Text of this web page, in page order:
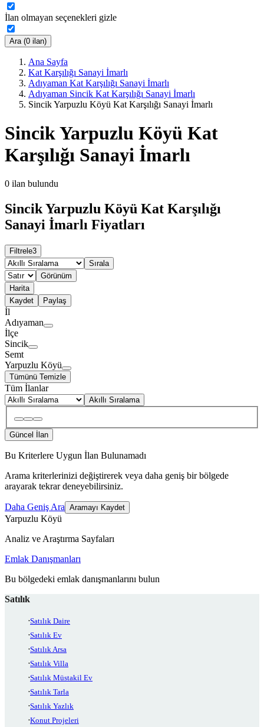
İlan olmayan seçenekleri gizle
Ara (0 ilan)
Ana Sayfa
Kat Karşılığı Sanayi İmarlı
Adıyaman Kat Karşılığı Sanayi İmarlı
Adıyaman Sincik Kat Karşılığı Sanayi İmarlı
Sincik Yarpuzlu Köyü Kat Karşılığı Sanayi İmarlı
Sincik Yarpuzlu Köyü Kat
Karşılığı Sanayi İmarlı
0 ilan bulundu
Sincik Yarpuzlu Köyü Kat Karşılığı
Sanayi İmarlı Fiyatları
Filtrele3
Sırala
Görünüm
Harita
Kaydet
Paylaş
İl
Adıyaman
İlçe
Sincik
Semt
Yarpuzlu Köyü
Tümünü Temizle
Tüm İlanlar
Akıllı Sıralama
Güncel İlan
Bu Kriterlere Uygun İlan Bulunamadı
Arama kriterlerinizi değiştirerek veya daha geniş bir bölgede
arayarak tekrar deneyebilirsiniz.
Daha Geniş Ara Aramayı Kaydet
Yarpuzlu Köyü
Analiz ve Araştırma Sayfaları
Emlak Danışmanları
Bu bölgedeki emlak danışmanlarını bulun
Satılık
Satılık Daire
Satılık Ev
Satılık Arsa
Satılık Villa
Satılık Müstakil Ev
Satılık Tarla
Satılık Yazlık
Konut Projeleri